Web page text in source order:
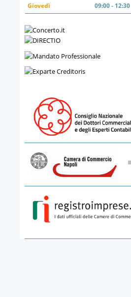
Giovedì 09:00 - 12:30